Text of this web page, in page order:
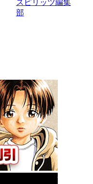
スピリッツ編集
部